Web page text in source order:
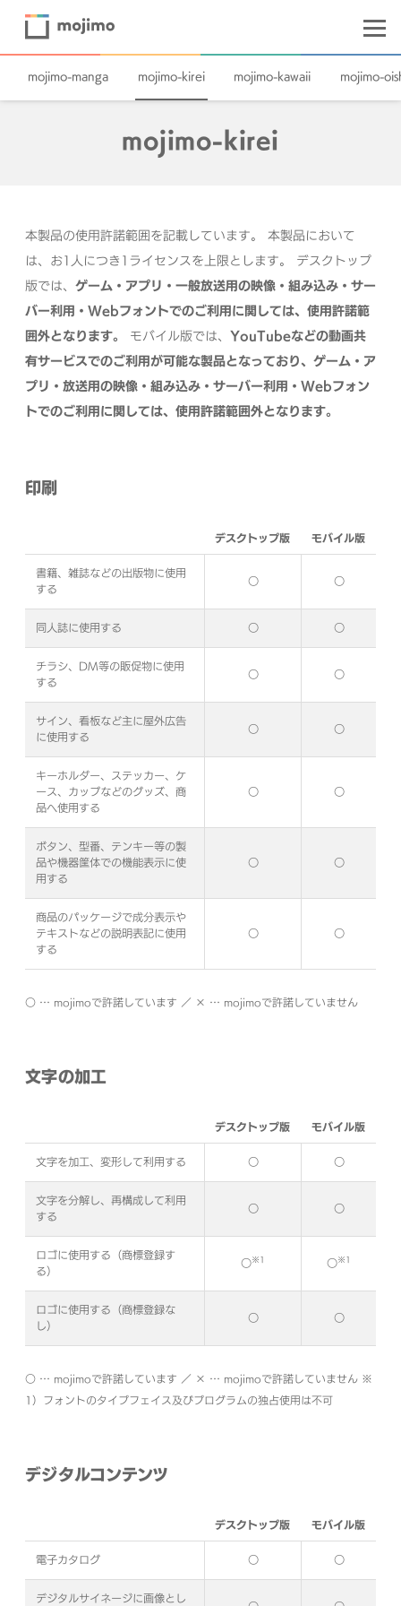
mojimo-manga mojimo-kirei mojimo-kawaii mojimo-
mojimo-kirei
本製品の使用許諾範囲を記載しています。
本製品において
は、お1人につき1ライセンスを上限とします。
デスクトップ
版では、 ゲーム・アプリ・一般放送用の映像・組み込み・サー
バー利用・Webフォントでのご利用に関しては、使用許諾範
囲外となります。
モバイル版では、 YouTubeなどの動画共
有サービスでのご利用が可能な製品となっており、ゲーム・ア
プリ・放送用の映像・組み込み・サーバー利用・Webフォン
トでのご利用に関しては、使用許諾範囲外となります。
印刷
デスクトップ版 モバイル版
書籍、雑誌などの出版物に使用
する
○ ○
同人誌に使用する ○ ○
チラシ、DM等の販促物に使用
する
○ ○
サイン、看板など主に屋外広告
に使用する
○ ○
キーホルダー、ステッカー、ケ
ース、カップなどのグッズ、商
品へ使用する
○ ○
ボタン、型番、テンキー等の製
品や機器筐体での機能表示に使
用する
○ ○
商品のパッケージで成分表示や
テキストなどの説明表記に使用
する
○ ○
○ … mojimoで許諾しています ／ × … mojimoで許諾していません
文字の加工
デスクトップ版 モバイル版
文字を加工、変形して利用する ○ ○
文字を分解し、再構成して利用
する
○ ○
ロゴに使用する（商標登録す
る）
○※1 ○※1
ロゴに使用する（商標登録な
し）
○ ○
○ … mojimoで許諾しています ／ × … mojimoで許諾していません ※
1）フォントのタイプフェイス及びプログラムの独占使用は不可
デジタルコンテンツ
デスクトップ版 モバイル版
電子カタログ ○ ○
デジタルサイネージに画像とし